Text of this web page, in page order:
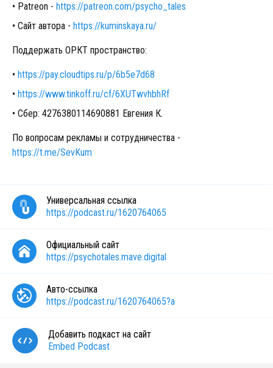
Patreon - https://patreon.com/psycho_tales
Сайт автора - https://kuminskaya.ru/
Поддержать ОРКТ пространство:
https://pay.cloudtips.ru/p/6b5e7d68
https://www.tinkoff.ru/cf/6XUTwvhbhRf
Сбер: 4276380114690881 Евгения К.
По вопросам рекламы и сотрудничества -
https://t.me/SevKum
Универсальная ссылка
https://podcast.ru/1620764065
Официальный сайт
https://psychotales.mave.digital
Авто-ссылка
https://podcast.ru/1620764065?a
Добавить подкаст на сайт
Embed Podcast